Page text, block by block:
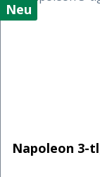
Neu
Napoleon 3-